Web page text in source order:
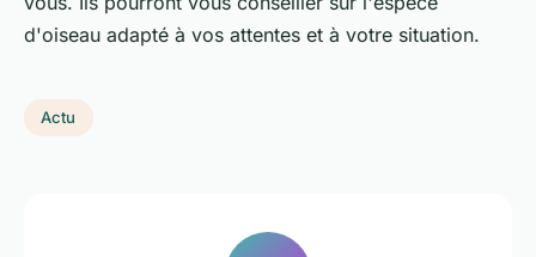
d'oiseau adapté à vos attentes et à votre situation.
Actu